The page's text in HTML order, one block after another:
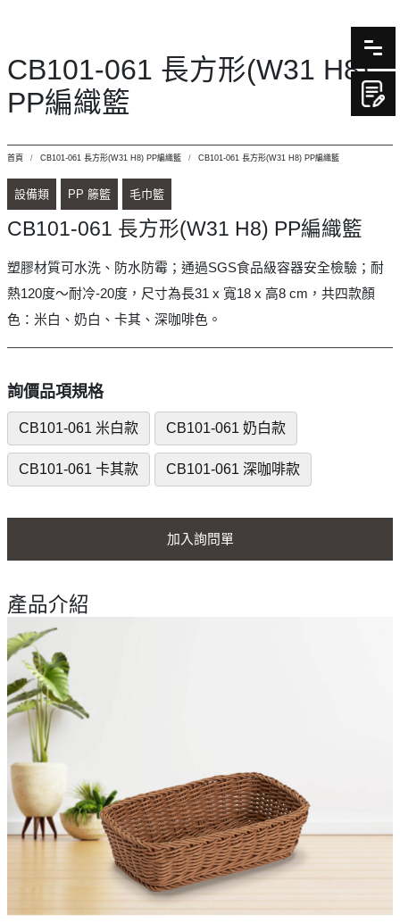
CB101-061 長方形(W31 H8)
PP編織籃
首頁 CB101-061 長方形(W31 H8) PP編織籃 CB101-061 長方形(W31 H8) PP編織籃
設備類 PP 籐籃 毛巾籃
CB101-061 長方形(W31 H8) PP編織籃
塑膠材質可水洗、防水防霉；通過SGS食品級容器安全檢驗；耐
熱120度～耐冷-20度，尺寸為長31 x 寬18 x 高8 cm，共四款顏
色：米白、奶白、卡其、深咖啡色。
詢價品項規格
CB101-061 米白款 CB101-061 奶白款
CB101-061 卡其款 CB101-061 深咖啡款
加入詢問單
產品介紹